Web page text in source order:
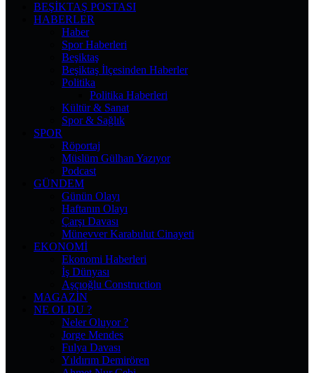
BEŞIKTAŞ POSTASI
HABERLER
Haber
Spor Haberleri
Beşiktaş
Beşiktaş İlçesinden Haberler
Politika
Politika Haberleri
Kültür & Sanat
Spor & Sağlık
SPOR
Röportaj
Müslüm Gülhan Yazıyor
Podcast
GÜNDEM
Günün Olayı
Haftanın Olayı
Çarşı Davası
Münevver Karabulut Cinayeti
EKONOMI
Ekonomi Haberleri
İş Dünyası
Aşçıoğlu Construction
MAGAZIN
NE OLDU ?
Neler Oluyor ?
Jorge Mendes
Fulya Davası
Yıldırım Demirören